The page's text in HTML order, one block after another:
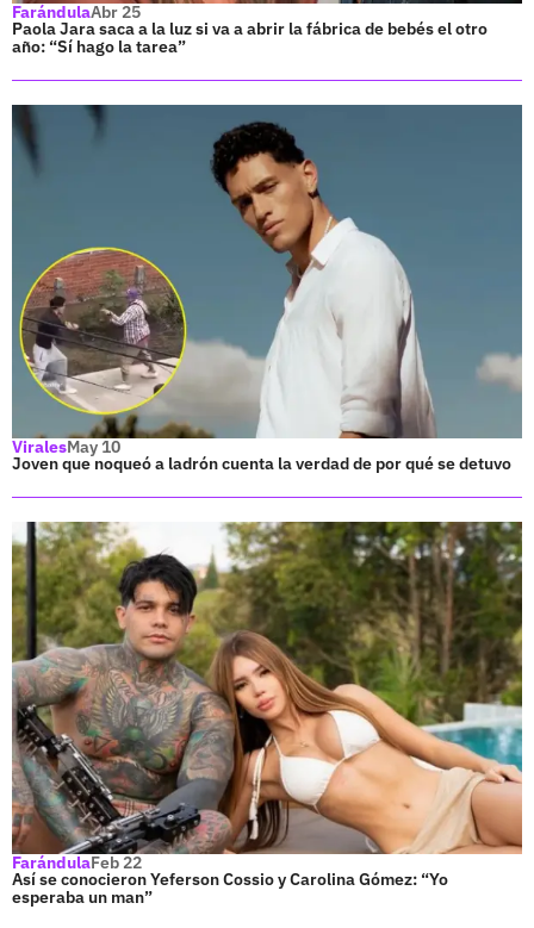
FarándulaAbr 25
Paola Jara saca a la luz si va a abrir la fábrica de bebés el otro
año: “Sí hago la tarea”
ViralesMay 10
Joven que noqueó a ladrón cuenta la verdad de por qué se detuvo
FarándulaFeb 22
Así se conocieron Yeferson Cossio y Carolina Gómez: “Yo
esperaba un man”